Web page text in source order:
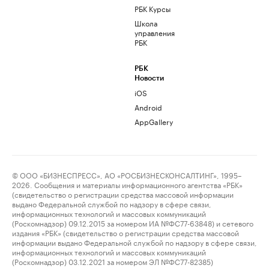
РБК Курсы
Школа
управления
РБК
РБК
Новости
iOS
Android
AppGallery
© ООО «БИЗНЕСПРЕСС», АО «РОСБИЗНЕСКОНСАЛТИНГ», 1995–
2026. Сообщения и материалы информационного агентства «РБК»
(свидетельство о регистрации средства массовой информации
выдано Федеральной службой по надзору в сфере связи,
информационных технологий и массовых коммуникаций
(Роскомнадзор) 09.12.2015 за номером ИА №ФС77-63848) и сетевого
издания «РБК» (свидетельство о регистрации средства массовой
информации выдано Федеральной службой по надзору в сфере связи,
информационных технологий и массовых коммуникаций
(Роскомнадзор) 03.12.2021 за номером ЭЛ №ФС77-82385)